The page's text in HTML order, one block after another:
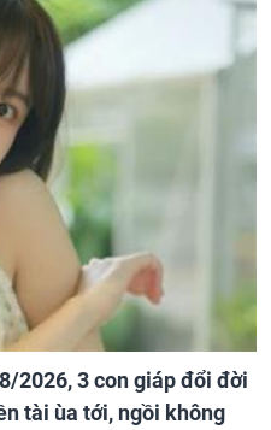
2026, 3 con giáp đổi đời
tài ùa tới, ngồi không